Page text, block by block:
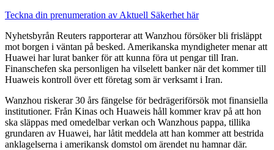
Teckna din prenumeration av Aktuell Säkerhet här
Nyhetsbyrån Reuters rapporterar att Wanzhou försöker bli frisläppt
mot borgen i väntan på besked. Amerikanska myndigheter menar att
Huawei har lurat banker för att kunna föra ut pengar till Iran.
Finanschefen ska personligen ha vilselett banker när det kommer till
Huaweis kontroll över ett företag som är verksamt i Iran.
Wanzhou riskerar 30 års fängelse för bedrägeriförsök mot finansiella
institutioner. Från Kinas och Huaweis håll kommer krav på att hon
ska släppas med omedelbar verkan och Wanzhous pappa, tillika
grundaren av Huawei, har låtit meddela att han kommer att bestrida
anklagelserna i amerikansk domstol om ärendet nu hamnar där.